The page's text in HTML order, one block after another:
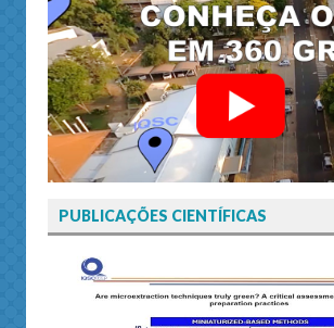
PUBLICAÇÕES CIENTÍFICAS